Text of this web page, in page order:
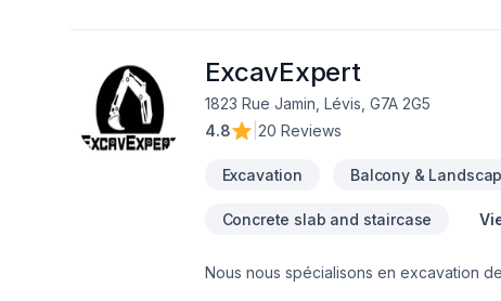
ExcavExpert
1823 Rue Jamin, Lévis, G7A 2G5
4.8
20 Reviews
Excavation Balcony &
Concrete slab and staircase
Nous nous spécialisons en excavation